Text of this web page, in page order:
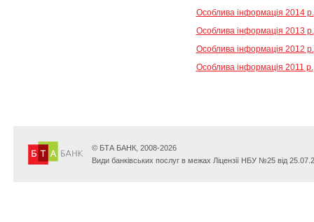
Особлива інформація 2014 р.
Особлива інформація 2013 р.
Особлива інформація 2012 р.
Особлива інформація 2011 р.
© БТА БАНК, 2008-2026
Види банківських послуг в межах Ліцензії НБУ №25 від